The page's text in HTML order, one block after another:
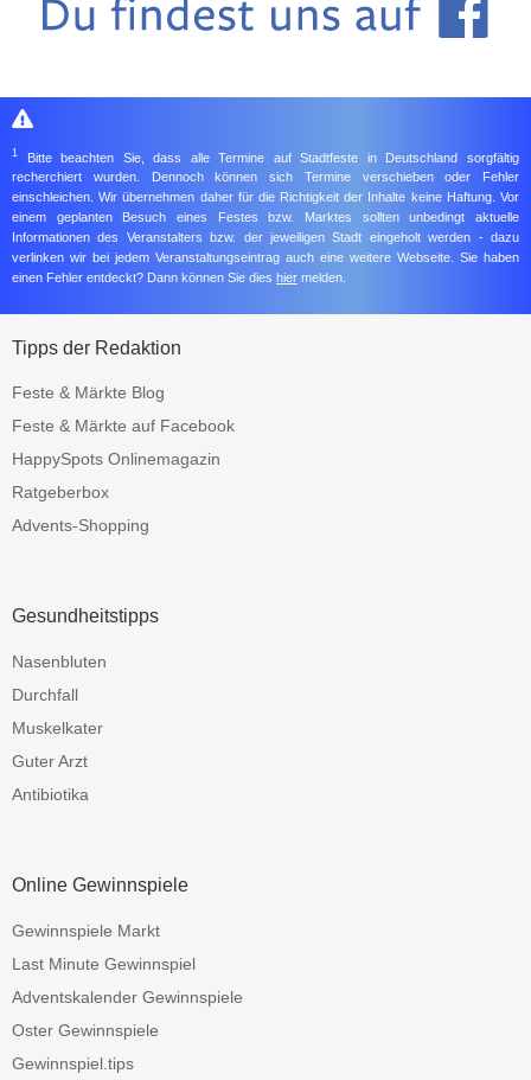
1
Bitte beachten Sie, dass alle Termine auf Stadtfeste in Deutschland sorgfältig
recherchiert wurden. Dennoch können sich Termine verschieben oder Fehler
einschleichen. Wir übernehmen daher für die Richtigkeit der Inhalte keine Haftung. Vor
einem geplanten Besuch eines Festes bzw. Marktes sollten unbedingt aktuelle
Informationen des Veranstalters bzw. der jeweiligen Stadt eingeholt werden - dazu
verlinken wir bei jedem Veranstaltungseintrag auch eine weitere Webseite. Sie haben
einen Fehler entdeckt? Dann können Sie dies hier melden.
Tipps der Redaktion
Feste & Märkte Blog
Feste & Märkte auf Facebook
HappySpots Onlinemagazin
Ratgeberbox
Advents-Shopping
Gesundheitstipps
Nasenbluten
Durchfall
Muskelkater
Guter Arzt
Antibiotika
Online Gewinnspiele
Gewinnspiele Markt
Last Minute Gewinnspiel
Adventskalender Gewinnspiele
Oster Gewinnspiele
Gewinnspiel.tips